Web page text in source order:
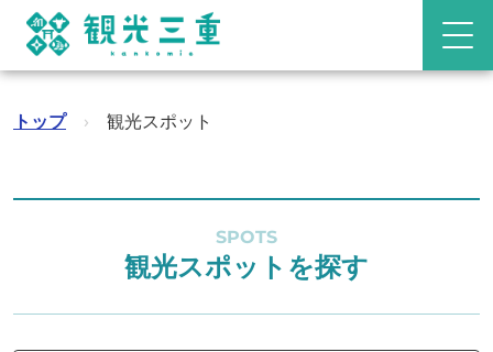
トップ › 観光スポット
SPOTS
観光スポットを探す